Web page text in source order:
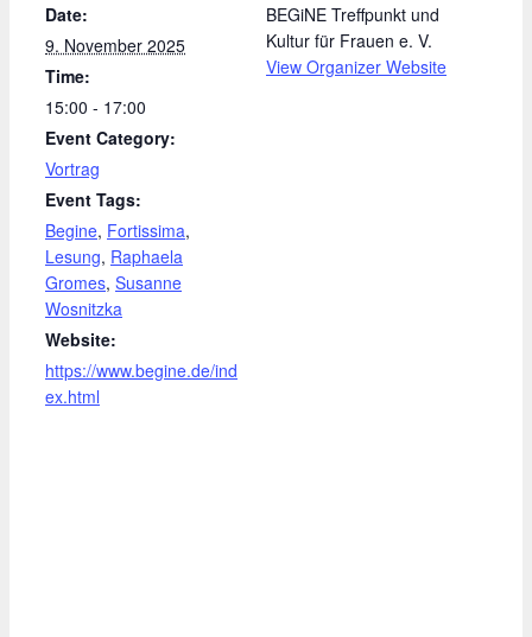
Date:
9. November 2025
Time:
15:00 - 17:00
Event Category:
Vortrag
Event Tags:
Begine, Fortissima,
Lesung, Raphaela
Gromes, Susanne
Wosnitzka
Website:
https://www.begine.de/ind
ex.html
BEGiNE Treffpunkt und
Kultur für Frauen e. V.
View Organizer Website